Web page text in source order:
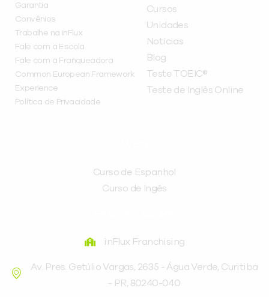
Garantia
Convênios
Trabalhe na inFlux
Fale com a Escola
Fale com a Franqueadora
Common European Framework
Experience
Política de Privacidade
Cursos
Unidades
Notícias
Blog
Teste TOEIC®
Teste de Inglês Online
Curso de Espanhol
Curso de Ingês
inFlux Franchising
Av. Pres. Getúlio Vargas, 2635 - Água Verde, Curitiba
- PR, 80240-040